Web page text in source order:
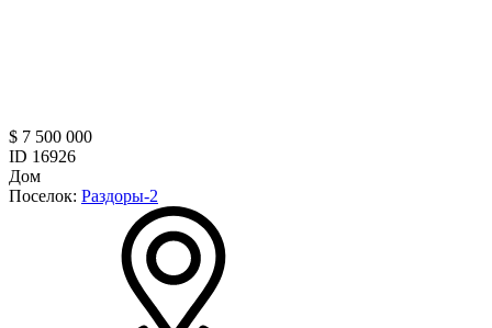
$ 7 500 000
ID 16926
Дом
Поселок: Раздоры-2